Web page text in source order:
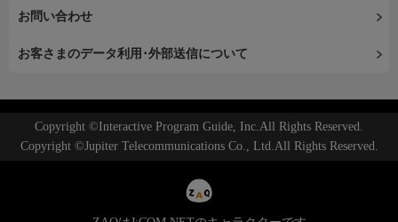
お問い合わせ
お客さまのデータ利用･外部送信について
Copyright ©Interactive Program Guide, Inc.All Rights Reserved.
Copyright ©Jupiter Telecommunications Co., Ltd.All Rights Reserved.